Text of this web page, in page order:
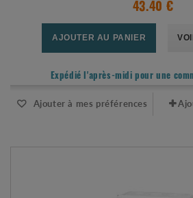
43.40 €
AJOUTER AU PANIER
Expédié l'après-midi pour une
Ajouter à mes préférences